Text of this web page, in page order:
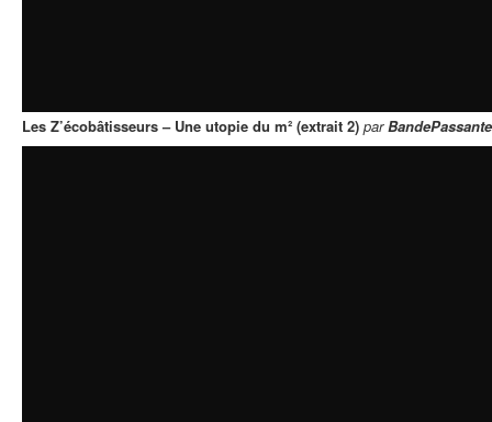
Les Z’écobâtisseurs – Une utopie du m² (extrait 2) parBandePassante